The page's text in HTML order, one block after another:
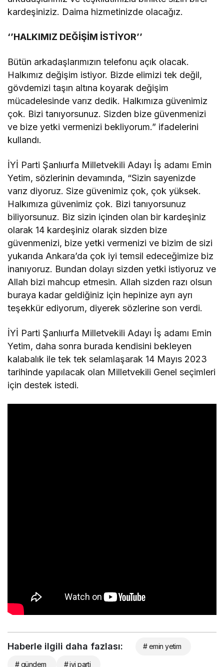
kardeşiniziz. Daima hizmetinizde olacağız.
‘’HALKIMIZ DEĞİŞİM İSTİYOR’’
Bütün arkadaşlarımızın telefonu açık olacak.
Halkımız değişim istiyor. Bizde elimizi tek değil,
gövdemizi taşın altına koyarak değişim
mücadelesinde varız dedik. Halkımıza güvenimiz
çok. Bizi tanıyorsunuz. Sizden bize güvenmenizi
ve bize yetki vermenizi bekliyorum.” ifadelerini
kullandı.
İYİ Parti Şanlıurfa Milletvekili Adayı İş adamı Emin
Yetim, sözlerinin devamında, “Sizin sayenizde
varız diyoruz. Size güvenimiz çok, çok yüksek.
Halkımıza güvenimiz çok. Bizi tanıyorsunuz
biliyorsunuz. Biz sizin içinden olan bir kardeşiniz
olarak 14 kardeşiniz olarak sizden bize
güvenmenizi, bize yetki vermenizi ve bizim de sizi
yukarıda Ankara’da çok iyi temsil edeceğimize biz
inanıyoruz. Bundan dolayı sizden yetki istiyoruz ve
Allah bizi mahcup etmesin. Allah sizden razı olsun
buraya kadar geldiğiniz için hepinize ayrı ayrı
teşekkür ediyorum, diyerek sözlerine son verdi.
İYİ Parti Şanlıurfa Milletvekili Adayı İş adamı Emin
Yetim, daha sonra burada kendisini bekleyen
kalabalık ile tek tek selamlaşarak 14 Mayıs 2023
tarihinde yapılacak olan Milletvekili Genel seçimleri
için destek istedi.
Haberle ilgili daha fazlası: # emin yetim
# gündem # iyi parti